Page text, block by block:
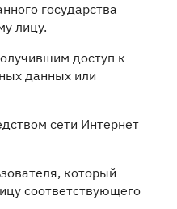
государства
лицу.
доступ к
данных или
сети Интернет
который
соответствующего